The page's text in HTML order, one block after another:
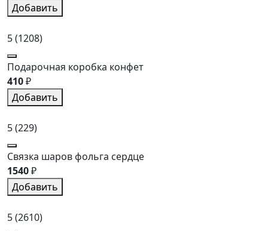
Добавить
5(1208)
Подарочная коробка конфет
410₽
Добавить
5(229)
Связка шаров фольга сердце
1540₽
Добавить
5(2610)